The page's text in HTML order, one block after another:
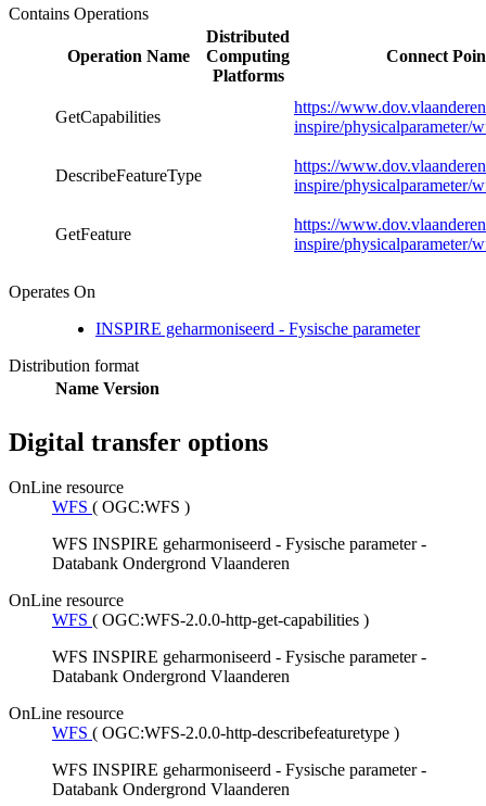
Contains Operations
Operation Name
Distributed
Computing
Platforms
Connect
GetCapabilities
https://
inspire/physicalparameter/
DescribeFeatureType
https://
inspire/physicalparameter/
GetFeature
https://
inspire/physicalparameter/
Operates On
INSPIRE geharmoniseerd - Fysische parameter
Distribution format
Name Version
Digital transfer options
OnLine resource
WFS ( OGC:WFS )
WFS INSPIRE geharmoniseerd - Fysische parameter -
Databank Ondergrond Vlaanderen
OnLine resource
WFS ( OGC:WFS-2.0.0-http-get-capabilities )
WFS INSPIRE geharmoniseerd - Fysische parameter -
Databank Ondergrond Vlaanderen
OnLine resource
WFS ( OGC:WFS-2.0.0-http-describefeaturetype )
WFS INSPIRE geharmoniseerd - Fysische parameter -
Databank Ondergrond Vlaanderen